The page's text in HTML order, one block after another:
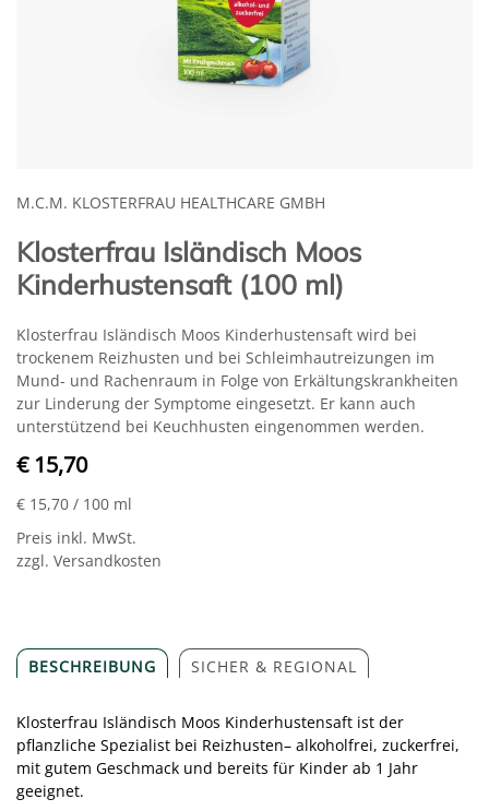
M.C.M. KLOSTERFRAU HEALTHCARE GMBH
Klosterfrau Isländisch Moos
Kinderhustensaft (100 ml)
Klosterfrau Isländisch Moos Kinderhustensaft wird bei
trockenem Reizhusten und bei Schleimhautreizungen im
Mund- und Rachenraum in Folge von Erkältungskrankheiten
zur Linderung der Symptome eingesetzt. Er kann auch
unterstützend bei Keuchhusten eingenommen werden.
€ 15,70
€ 15,70 / 100 ml
Preis inkl. MwSt.
zzgl. Versandkosten
BESCHREIBUNG SICHER & REGIONAL
Klosterfrau Isländisch Moos Kinderhustensaft ist der
pflanzliche Spezialist bei Reizhusten– alkoholfrei, zuckerfrei,
mit gutem Geschmack und bereits für Kinder ab 1 Jahr
geeignet.